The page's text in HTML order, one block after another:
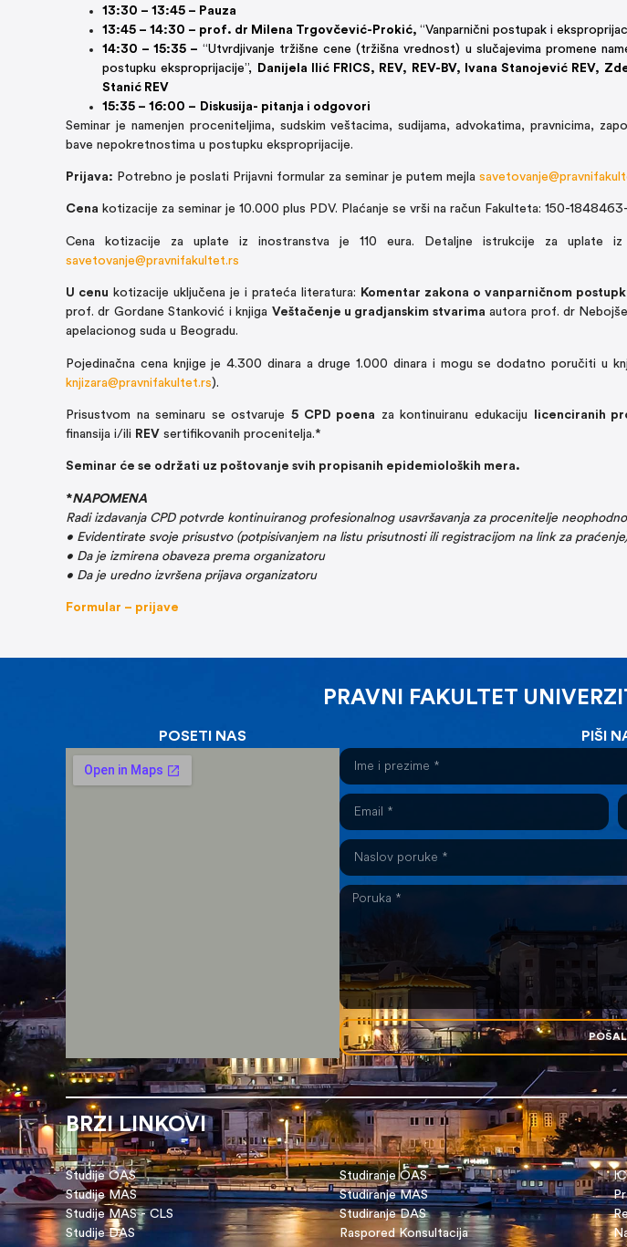
13:30 – 13:45 – Pauza
13:45 – 14:30 – prof. dr Milena Trgovčević-Prokić, “Vanparnični postupak i
14:30 – 15:35 – “Utvrdjivanje tržišne cene (tržišna vrednost) u slučajevima promene
postupku eksproprijacije”, Danijela Ilić FRICS, REV, REV-BV, Ivana Stanojević REV,
Stanić REV
15:35 – 16:00 – Diskusija- pitanja i odgovori
Seminar je namenjen proceniteljima, sudskim veštacima, sudijama, advokatima, pravnicima,
bave nepokretnostima u postupku eksproprijacije.
Prijava: Potrebno je poslati Prijavni formular za seminar je putem mejla
Cena kotizacije za seminar je 10.000 plus PDV. Plaćanje se vrši na račun Fakulteta: 150-
Cena kotizacije za uplate iz inostranstva je 110 eura. Detaljne istrukcije za uplate
savetovanje@pravnifakultet.rs
U cenu kotizacije uključena je i prateća literatura: Komentar zakona o vanparničnom
prof. dr Gordane Stanković i knjiga Veštačenje u gradjanskim stvarima autora prof. dr
apelacionog suda u Beogradu.
Pojedinačna cena knjige je 4.300 dinara a druge 1.000 dinara i mogu se dodatno poručiti u
knjizara@pravnifakultet.rs).
Prisustvom na seminaru se ostvaruje 5 CPD poena za kontinuiranu edukaciju licenciranih
finansija i/ili REV sertifikovanih procenitelja.*
Seminar će se održati uz poštovanje svih propisanih epidemioloških mera.
*NAPOMENA
Radi izdavanja CPD potvrde kontinuiranog profesionalnog usavršavanja za procenitelje
• Evidentirate svoje prisustvo (potpisivanjem na listu prisutnosti ili registracijom na link za praćenje)
• Da je izmirena obaveza prema organizatoru
• Da je uredno izvršena prijava organizatoru
Formular – prijave
PRAVNI FAKULTET
PIŠI
POSETI NAS
BRZI LINKOVI
Studije OAS
Studije MAS
Studije MAS - CLS
Studije DAS
Studiranje OAS
Studiranje MAS
Studiranje DAS
Raspored Konsultacija